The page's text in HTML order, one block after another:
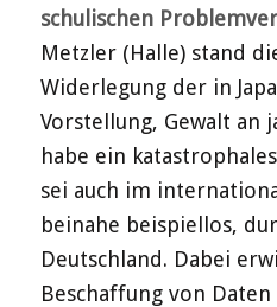
schulischen
Metzler (Halle) stand
Widerlegung der in
Vorstellung, Gewalt an
habe ein
sei auch im
beinahe beispiellos,
Deutschland. Dabei
Beschaffung von